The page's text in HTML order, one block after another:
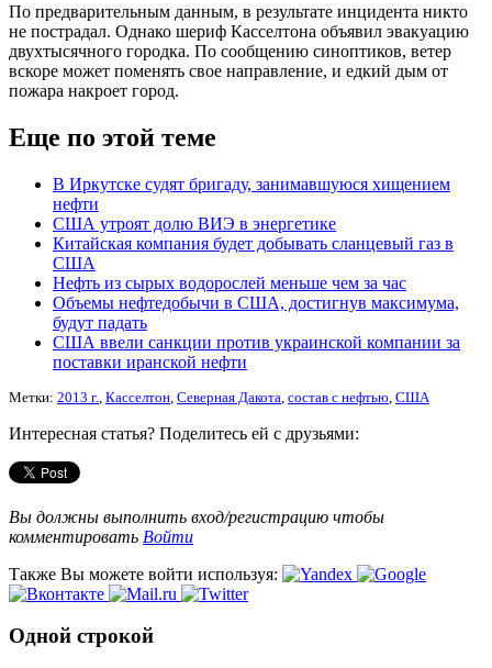
По предварительным данным, в результате инцидента никто
не пострадал. Однако шериф Касселтона объявил эвакуацию
двухтысячного городка. По сообщению синоптиков, ветер
вскоре может поменять свое направление, и едкий дым от
пожара накроет город.
Еще по этой теме
В Иркутске судят бригаду, занимавшуюся хищением
нефти
США утроят долю ВИЭ в энергетике
Китайская компания будет добывать сланцевый газ в
США
Нефть из сырых водорослей меньше чем за час
Объемы нефтедобычи в США, достигнув максимума,
будут падать
США ввели санкции против украинской компании за
поставки иранской нефти
Метки: 2013 г. Касселтон Северная Дакота состав с нефтью США
Интересная статья? Поделитесь ей с друзьями:
Вы должны выполнить вход/регистрацию чтобы
комментировать Войти
Также Вы можете войти используя:
Одной строкой